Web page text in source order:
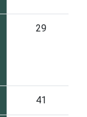
29
41